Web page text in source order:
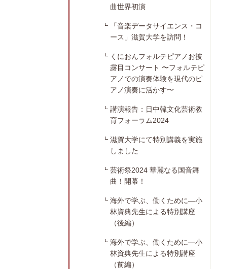
曲世界初演
「音楽データサイエンス・コ
ース」滋賀大学を訪問！
くにおんフォルテピアノお披
露目コンサート 〜フォルテピ
アノでの演奏体験を現代のピ
アノ演奏に活かす〜
講演報告：日中韓文化芸術教
育フォーラム2024
滋賀大学にて特別講義を実施
しました
芸術祭2024 華麗なる国音舞
曲！開幕！
海外で学ぶ、働くために―小
林資典先生による特別講座
（後編）
海外で学ぶ、働くために―小
林資典先生による特別講座
（前編）